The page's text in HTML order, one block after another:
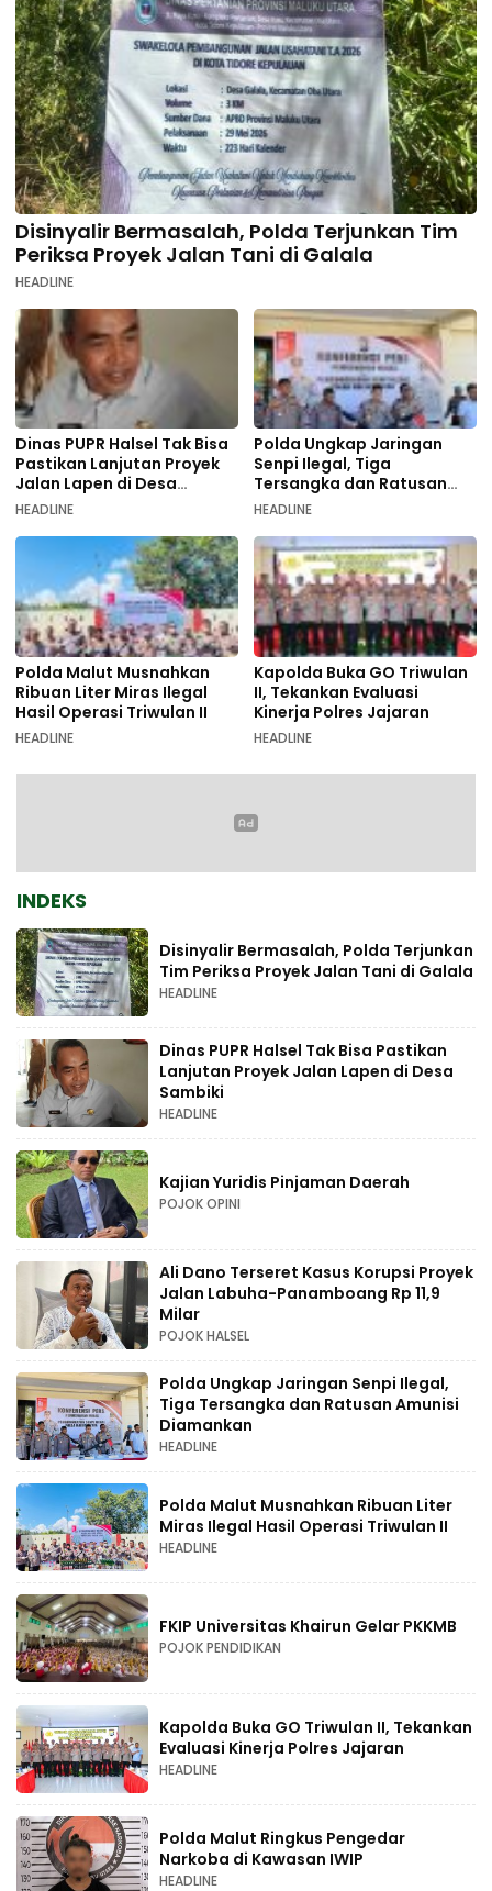
Disinyalir Bermasalah, Polda Terjunkan Tim
Periksa Proyek Jalan Tani di Galala
HEADLINE
Dinas PUPR Halsel Tak Bisa
Pastikan Lanjutan Proyek
Jalan Lapen di Desa
Sambiki
HEADLINE
Polda Ungkap Jaringan
Senpi Ilegal, Tiga
Tersangka dan Ratusan
Amunisi Diamankan
HEADLINE
Polda Malut Musnahkan
Ribuan Liter Miras Ilegal
Hasil Operasi Triwulan II
HEADLINE
Kapolda Buka GO Triwulan
II, Tekankan Evaluasi
Kinerja Polres Jajaran
HEADLINE
INDEKS
Disinyalir Bermasalah, Polda Terjunkan
Tim Periksa Proyek Jalan Tani di Galala
HEADLINE
Dinas PUPR Halsel Tak Bisa Pastikan
Lanjutan Proyek Jalan Lapen di Desa
Sambiki
HEADLINE
Kajian Yuridis Pinjaman Daerah
POJOK OPINI
Ali Dano Terseret Kasus Korupsi Proyek
Jalan Labuha-Panamboang Rp 11,9
Milar
POJOK HALSEL
Polda Ungkap Jaringan Senpi Ilegal,
Tiga Tersangka dan Ratusan Amunisi
Diamankan
HEADLINE
Polda Malut Musnahkan Ribuan Liter
Miras Ilegal Hasil Operasi Triwulan II
HEADLINE
FKIP Universitas Khairun Gelar PKKMB
POJOK PENDIDIKAN
Kapolda Buka GO Triwulan II, Tekankan
Evaluasi Kinerja Polres Jajaran
HEADLINE
Polda Malut Ringkus Pengedar
Narkoba di Kawasan IWIP
HEADLINE